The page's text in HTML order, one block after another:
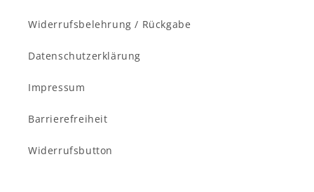
Widerrufsbelehrung / Rückgabe
Datenschutzerklärung
Impressum
Barrierefreiheit
Widerrufsbutton